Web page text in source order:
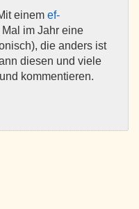
einem ef-
im Jahr eine
die anders ist
diesen und viele
kommentieren.